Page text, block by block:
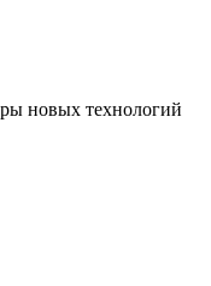
новых технологий